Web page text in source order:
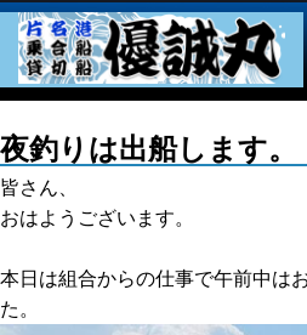
夜釣りは出船します。
皆さん、
おはようございます。
本日は組合からの仕事で午前中は
た。